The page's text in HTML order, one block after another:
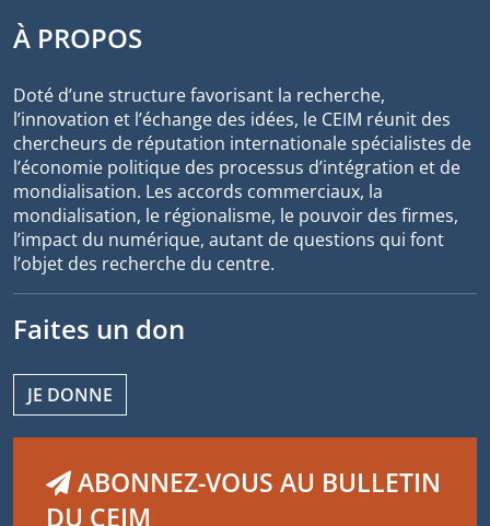
À PROPOS
Doté d’une structure favorisant la recherche,
l’innovation et l’échange des idées, le CEIM réunit des
chercheurs de réputation internationale spécialistes de
l’économie politique des processus d’intégration et de
mondialisation. Les accords commerciaux, la
mondialisation, le régionalisme, le pouvoir des firmes,
l’impact du numérique, autant de questions qui font
l’objet des recherche du centre.
Faites un don
JE DONNE
ABONNEZ-VOUS AU BULLETIN
DU CEIM